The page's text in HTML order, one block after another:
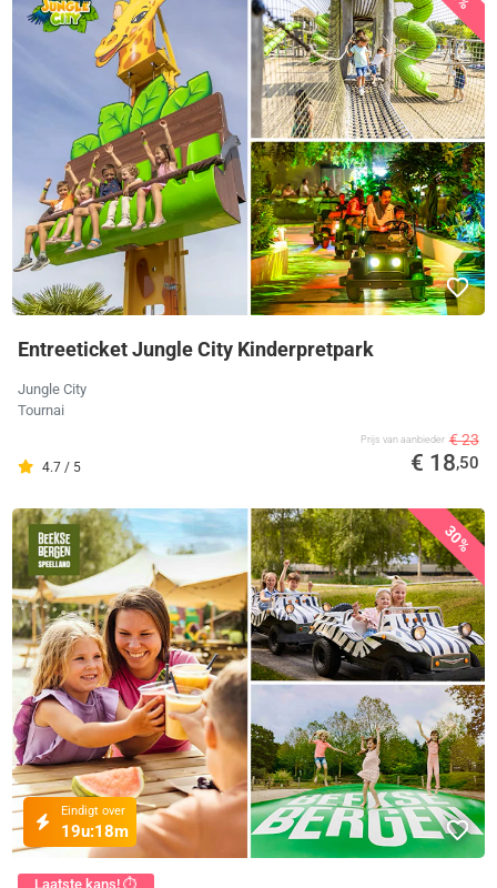
Entreeticket Jungle City Kinderpretpark
Jungle City
Tournai
4.7 / 5
Prijs van aanbieder € 23
€ 18,50
30%
Eindigt over
19u:18m
Laatste kans! ⏱️